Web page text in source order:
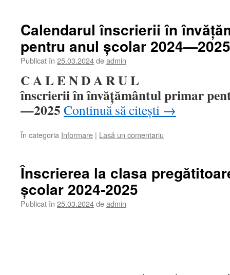
Calendarul înscrierii în
pentru anul școlar 2024—2025
Publicat în 25.03.2024deadmin
C A L E N D A R U L
înscrierii în învățământul primar
—2025 Continuă să citești →
În categoria Informare | Lasă un comentariu
Înscrierea la clasa
școlar 2024-2025
Publicat în 25.03.2024deadmin